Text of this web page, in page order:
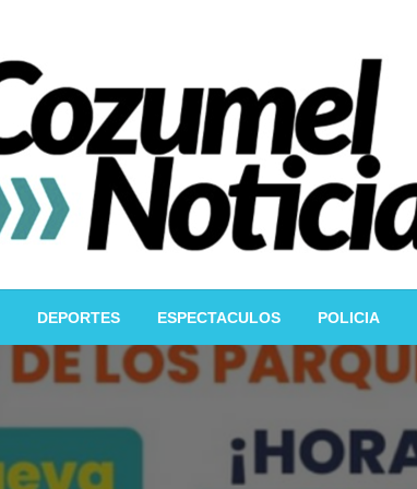
DEPORTES ESPECTACULOS POLICIA